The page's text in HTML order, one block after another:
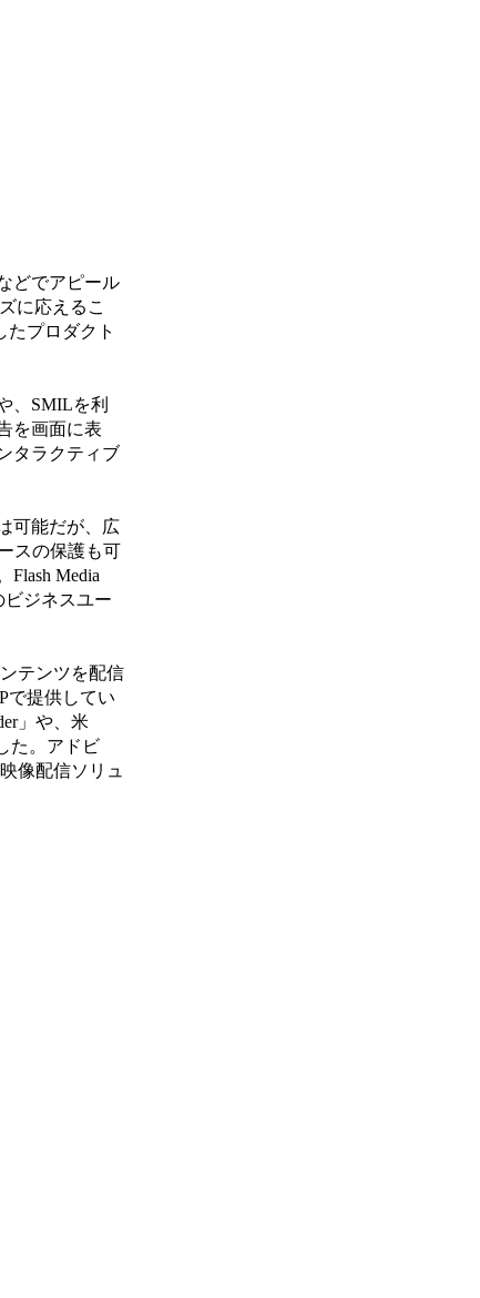
どでアピール
に応えるこ
プロダクト
、SMILを利
を画面に表
タラクティブ
可能だが、広
スの保護も可
Media
ビジネスユー
テンツを配信
で提供してい
」や、米
た。アドビ
像配信ソリュ